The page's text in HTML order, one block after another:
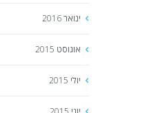
ינואר2016
אוגוסט 2015
יולי 2015